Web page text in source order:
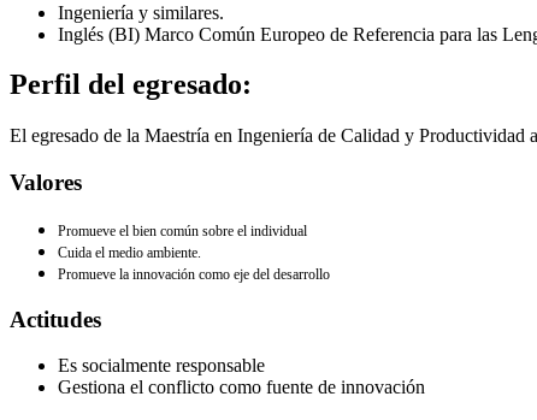
Ingeniería y similares.
Inglés (BI) Marco Común Europeo de Referencia para las
Perfil del egresado:
El egresado de la Maestría en Ingeniería de Calidad y Productividad
Valores
Promueve el bien común sobre el individual
Cuida el medio ambiente.
Promueve la innovación como eje del desarrollo
Actitudes
Es socialmente responsable
Gestiona el conflicto como fuente de innovación